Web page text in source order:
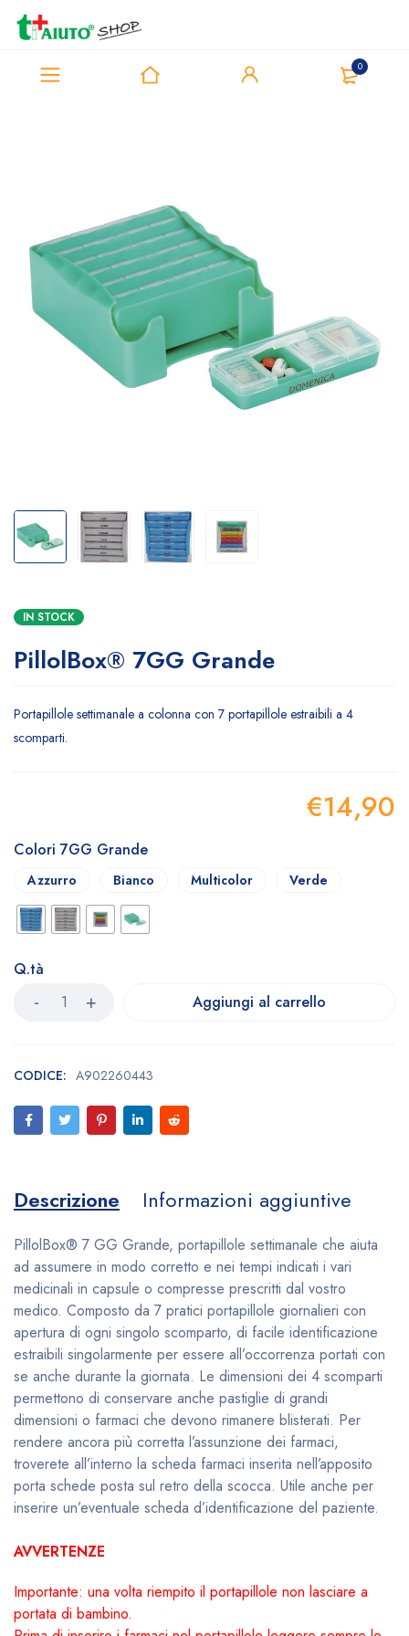
0
Home PillolBox PillolBox® 7GG Grande
IN STOCK
PillolBox® 7GG Grande
Portapillole settimanale a colonna con 7 portapillole estraibili a 4
scomparti.
€14,90
Colori 7GG Grande
Azzurro Bianco Multicolor Verde
Q.tà
Aggiungi al carrello
CODICE: A902260443
Descrizione Informazioni aggiuntive
PillolBox® 7 GG Grande, portapillole settimanale che aiuta
ad assumere in modo corretto e nei tempi indicati i vari
medicinali in capsule o compresse prescritti dal vostro
medico. Composto da 7 pratici portapillole giornalieri con
apertura di ogni singolo scomparto, di facile identificazione
estraibili singolarmente per essere all’occorrenza portati con
se anche durante la giornata. Le dimensioni dei 4 scomparti
permettono di conservare anche pastiglie di grandi
dimensioni o farmaci che devono rimanere blisterati. Per
rendere ancora più corretta l’assunzione dei farmaci,
troverete all’interno la scheda farmaci inserita nell’apposito
porta schede posta sul retro della scocca. Utile anche per
inserire un’eventuale scheda d’identificazione del paziente.
AVVERTENZE
Importante: una volta riempito il portapillole non lasciare a
portata di bambino.